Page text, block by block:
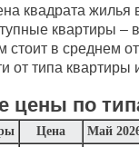
квадрата жилья
квартиры –
стоит в среднем
от типа квартиры
цены по
Цена Май